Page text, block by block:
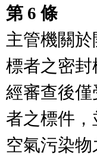
第 6 條
主管機關
標者之密封
經審查後
者之標件，
空氣污染物